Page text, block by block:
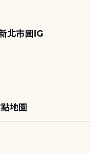
北市圖IG
地圖